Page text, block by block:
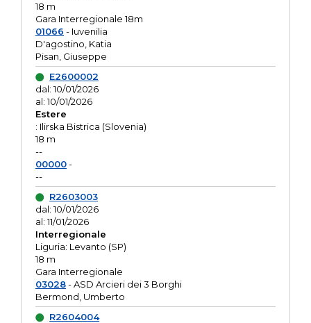
18 m
Gara Interregionale 18m
01066 - Iuvenilia
D'agostino, Katia
Pisan, Giuseppe
E2600002
dal: 10/01/2026
al: 10/01/2026
Estere
: Ilirska Bistrica (Slovenia)
18 m
--
00000-
--
R2603003
dal: 10/01/2026
al: 11/01/2026
Interregionale
Liguria: Levanto (SP)
18 m
Gara Interregionale
03028- ASD Arcieri dei 3 Borghi
Bermond, Umberto
R2604004